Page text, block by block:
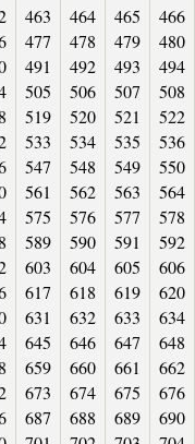
463 464 465
466
477 478 479
480
491 492 493
494
505 506 507
508
519 520 521
522
533 534 535
536
547 548 549
550
561 562 563
564
575 576 577
578
589 590 591
592
603 604 605
606
617 618 619
620
631 632 633
634
645 646 647
648
659 660 661
662
673 674 675
676
687 688 689
690